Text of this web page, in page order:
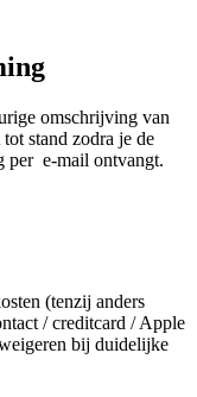
omschrijving van
stand zodra je de
per e-mail ontvangt.
(tenzij anders
/ creditcard / Apple
bij duidelijke